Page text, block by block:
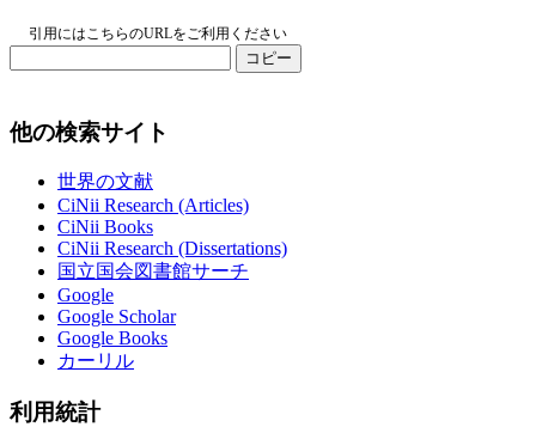
引用にはこちらのURLをご利用ください
コピー
他の検索サイト
世界の文献
CiNii Research (Articles)
CiNii Books
CiNii Research (Dissertations)
国立国会図書館サーチ
Google
Google Scholar
Google Books
カーリル
利用統計